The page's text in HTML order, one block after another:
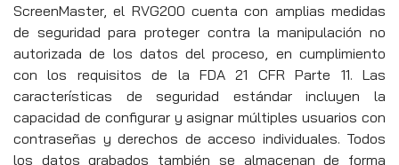
ScreenMaster, el RVG200 cuenta con amplias medidas
de seguridad para proteger contra la manipulación no
autorizada de los datos del proceso, en cumplimiento
con los requisitos de la FDA 21 CFR Parte 11. Las
características de seguridad estándar incluyen la
capacidad de configurar y asignar múltiples usuarios con
contraseñas y derechos de acceso individuales. Todos
los datos grabados también se almacenan de forma